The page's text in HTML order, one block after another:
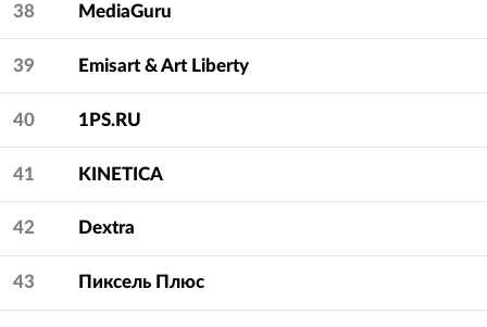
38 MediaGuru
39 Emisart & Art Liberty
40 1PS.RU
41 KINETICA
42 Dextra
43 Пиксель Плюс